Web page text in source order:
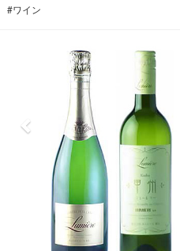
#ワイン